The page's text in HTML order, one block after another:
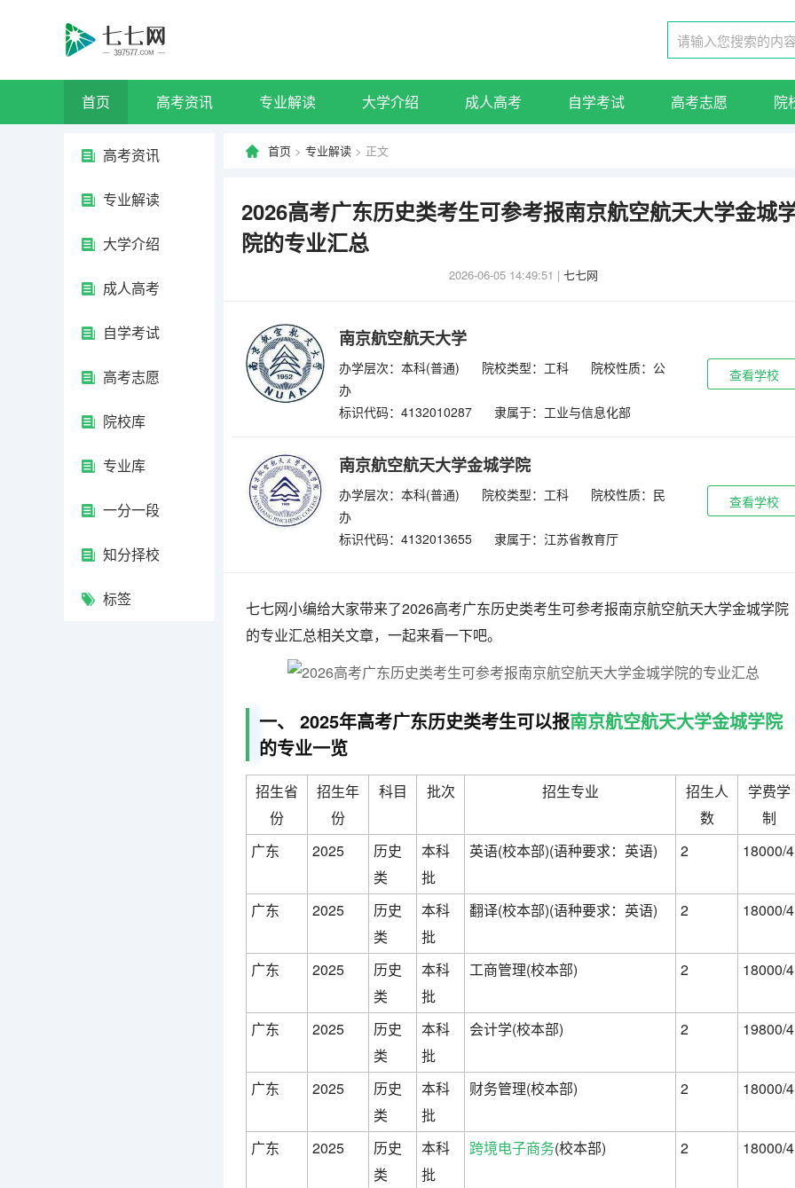
首页 高考资讯 专业解读 大学介绍 成人高考 自学考试 高考志愿 院
高考资讯
专业解读
大学介绍
成人高考
自学考试
高考志愿
院校库
专业库
一分一段
知分择校
标签
首页 > 专业解读 > 正文
2026高考广东历史类考生可参考报南京航空航天大学金城
院的专业汇总
2026-06-05 14:49:51 | 七七网
南京航空航天大学
办学层次：本科(普通) 院校类型：工科
院校性质：公
办
标识代码：4132010287
隶属于：工业与信息化部
查看学校
南京航空航天大学金城学院
办学层次：本科(普通) 院校类型：工科
院校性质：民
办
标识代码：4132013655
隶属于：江苏省教育厅
查看学校
七七网小编给大家带来了2026高考广东历史类考生可参考报南京航空航天大学金城学院
的专业汇总相关文章，一起来看一下吧。
一、 2025年高考广东历史类考生可以报南京航空航天大学金城学院
的专业一览
招生省
份
招生年
份
科目 批次 招生专业
招生人
数
学费学
制
广东
2025
历史
类
本科
批
英语(校本部)(语种要求：英语) 2 18000/4
广东 2025
历史
类
本科
批
翻译(校本部)(语种要求：英语) 2 18000/4
广东 2025
历史
类
本科
批
工商管理(校本部) 2 18000/4
广东 2025
历史
类
本科
批
会计学(校本部) 2 19800/4
广东 2025
历史
类
本科
批
财务管理(校本部) 2 18000/4
广东 2025
历史
类
本科
批
跨境电子商务(校本部) 2 18000/4